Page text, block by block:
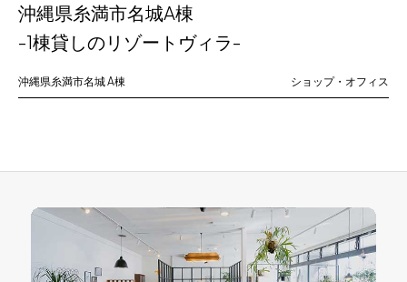
沖縄県糸満市名城A棟
-1棟貸しのリゾートヴィラ-
沖縄県糸満市名城A棟 ショップ・オフィス